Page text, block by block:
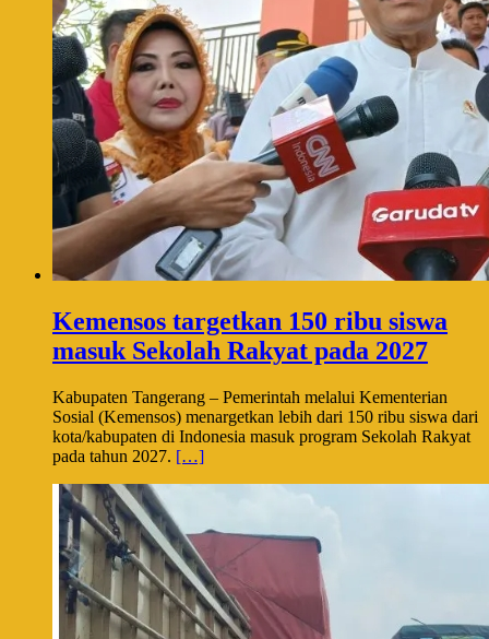
Kemensos targetkan 150 ribu siswa
masuk Sekolah Rakyat pada 2027
Kabupaten Tangerang – Pemerintah melalui Kementerian
Sosial (Kemensos) menargetkan lebih dari 150 ribu siswa dari
kota/kabupaten di Indonesia masuk program Sekolah Rakyat
pada tahun 2027. […]